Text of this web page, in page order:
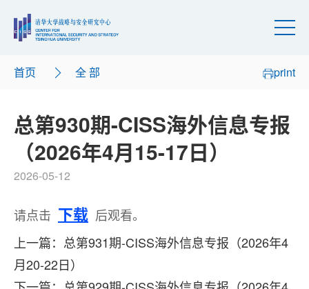
首页 全 部 print
总第930期-CISS海外信息专报
（2026年4月15-17日）
2026-05-12
请点击 下载 后观看。
上一篇：总第931期-CISS海外信息专报（2026年4
月20-22日）